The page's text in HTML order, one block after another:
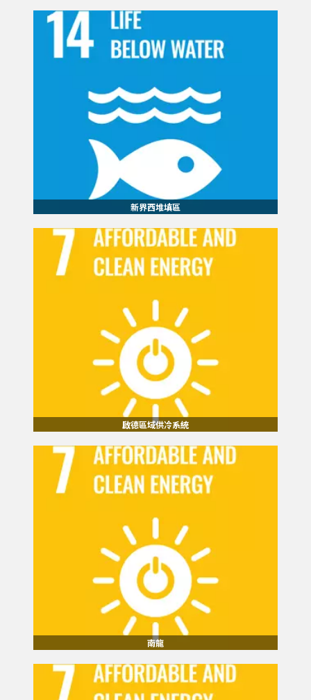
新界西堆填區
啟德區域供冷系統
南龍